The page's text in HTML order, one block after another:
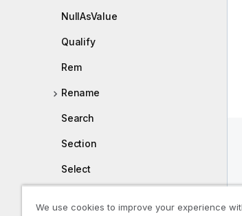
NullAsValue
Qualify
Rem
Rename
Search
Section
Select
We use cookies to improve your experience